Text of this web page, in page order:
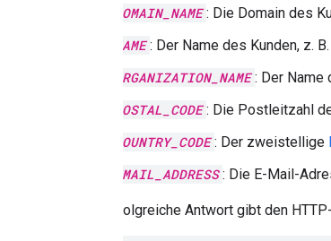
DOMAIN_NAME : Die Domain des
NAME : Der Name des Kunden, z. B.
ORGANIZATION_NAME : Der Name
POSTAL_CODE : Die Postleitzahl
COUNTRY_CODE : Der zweistellige
EMAIL_ADDRESS : Die E-Mail-
Eine erfolgreiche Antwort gibt den